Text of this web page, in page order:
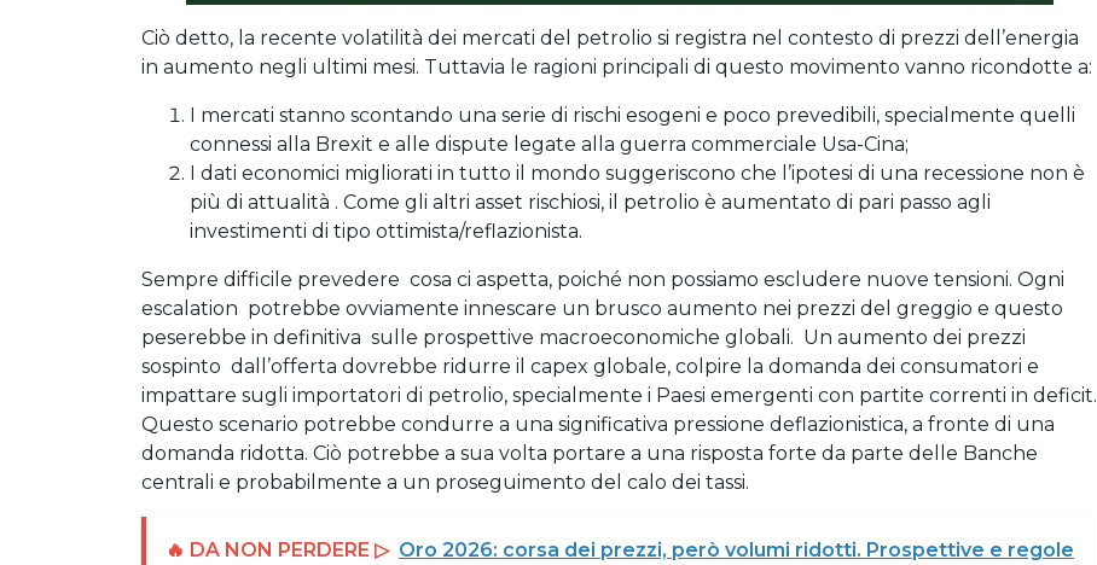
Ciò detto, la recente volatilità dei mercati del petrolio si registra nel contesto di prezzi dell’energia
in aumento negli ultimi mesi. Tuttavia le ragioni principali di questo movimento vanno ricondotte a:
I mercati stanno scontando una serie di rischi esogeni e poco prevedibili, specialmente quelli
connessi alla Brexit e alle dispute legate alla guerra commerciale Usa-Cina;
I dati economici migliorati in tutto il mondo suggeriscono che l’ipotesi di una recessione non è
più di attualità . Come gli altri asset rischiosi, il petrolio è aumentato di pari passo agli
investimenti di tipo ottimista/reflazionista.
Sempre difficile prevedere cosa ci aspetta, poiché non possiamo escludere nuove tensioni. Ogni
escalation potrebbe ovviamente innescare un brusco aumento nei prezzi del greggio e questo
peserebbe in definitiva sulle prospettive macroeconomiche globali. Un aumento dei prezzi
sospinto dall’offerta dovrebbe ridurre il capex globale, colpire la domanda dei consumatori e
impattare sugli importatori di petrolio, specialmente i Paesi emergenti con partite correnti in deficit.
Questo scenario potrebbe condurre a una significativa pressione deflazionistica, a fronte di una
domanda ridotta. Ciò potrebbe a sua volta portare a una risposta forte da parte delle Banche
centrali e probabilmente a un proseguimento del calo dei tassi.
🔥 DA NON PERDERE ▷ Oro 2026: corsa dei prezzi, però volumi ridotti. Prospettive e regole